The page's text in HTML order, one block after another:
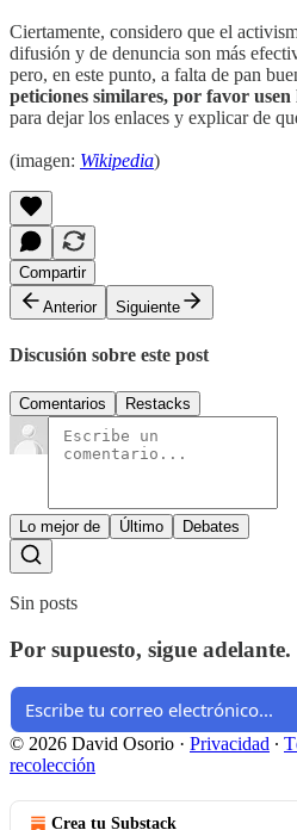
Ciertamente, considero que el
difusión y de denuncia son más
pero, en este punto, a falta de pan
peticiones similares, por favor usen
para dejar los enlaces y explicar de
(imagen: Wikipedia)
Compartir
Anterior
Siguiente
Discusión sobre este post
Comentarios Restacks
Lo mejor de Último Debates
Sin posts
Por supuesto, sigue adelante.
© 2026 David Osorio · Privacidad ∙
recolección
Crea tu Substack